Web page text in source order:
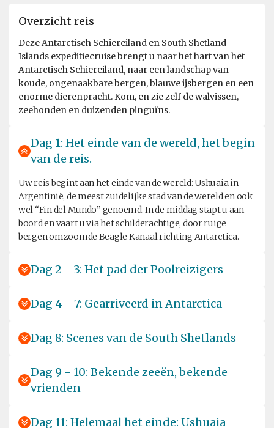
Overzicht reis
Deze Antarctisch Schiereiland en South Shetland
Islands expeditiecruise brengt u naar het hart van het
Antarctisch Schiereiland, naar een landschap van
koude, ongenaakbare bergen, blauwe ijsbergen en een
enorme dierenpracht. Kom, en zie zelf de walvissen,
zeehonden en duizenden pinguïns.
Dag 1: Het einde van de wereld, het begin
van de reis.
Uw reis begint aan het einde van de wereld: Ushuaia in
Argentinië, de meest zuidelijke stad van de wereld en ook
wel “Fin del Mundo” genoemd. In de middag stapt u aan
boord en vaart u via het schilderachtige, door ruige
bergen omzoomde Beagle Kanaal richting Antarctica.
Dag 2 - 3: Het pad der Poolreizigers
Dag 4 - 7: Gearriveerd in Antarctica
Dag 8: Scenes van de South Shetlands
Dag 9 - 10: Bekende zeeën, bekende
vrienden
Dag 11: Helemaal het einde: Ushuaia